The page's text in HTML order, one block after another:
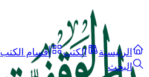
الرئيسية الكتب أقسام الكتب
البحث